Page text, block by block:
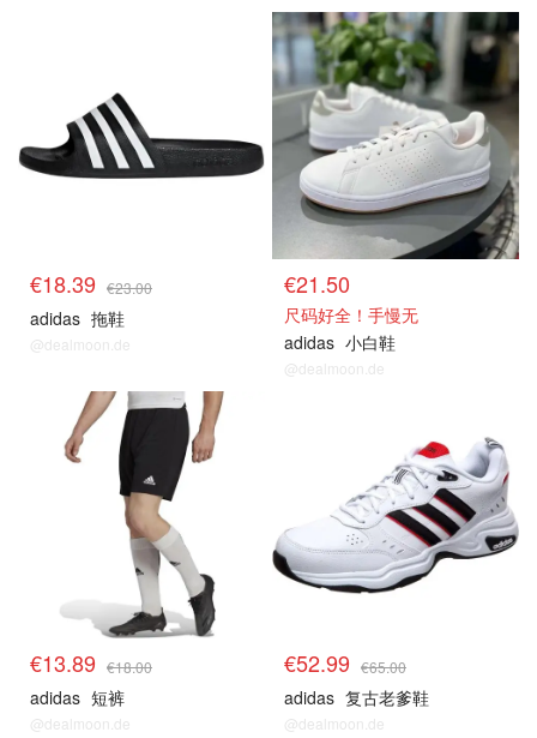
€18.39 €23.00
adidas 拖鞋
@dealmoon.de
€21.50
尺码好全！手慢无
adidas 小白鞋
@dealmoon.de
€13.89 €18.00
adidas 短裤
@dealmoon.de
€52.99 €65.00
adidas 复古老爹鞋
@dealmoon.de